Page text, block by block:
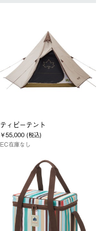
ティピーテント
￥55,000 (税込)
EC在庫なし